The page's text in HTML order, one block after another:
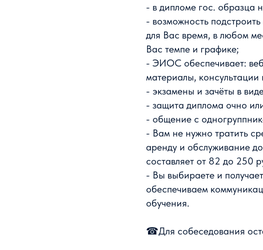
- в дипломе гос. образца
- возможность
для Вас время, в любом
Вас темпе и графике;
- ЭИОС обеспечивает:
материалы,
- экзамены и зачёты в
- защита диплома очно
- общение с
- Вам не нужно тратить
аренду и обслуживание
составляет от 82 до 250
- Вы выбираете и
обеспечиваем
обучения.
☎Для собеседования